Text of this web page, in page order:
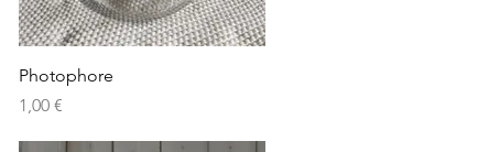
Aperçu rapide
Photophore
Prix
1,00 €